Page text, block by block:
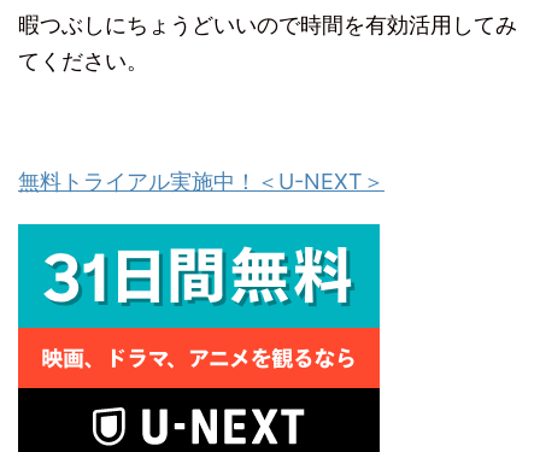
暇つぶしにちょうどいいので時間を有効活用してみ
てください。
無料トライアル実施中！＜U-NEXT＞